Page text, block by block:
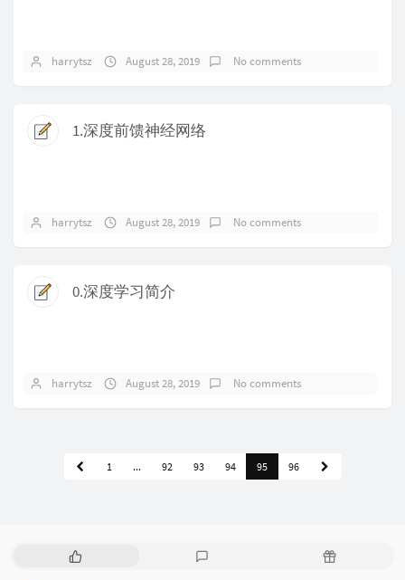
harrytsz August 28, 2019 No comments
1.深度前馈神经网络
harrytsz August 28, 2019 No comments
0.深度学习简介
harrytsz August 28, 2019 No comments
1 ... 92 93 94 95 96
P
R